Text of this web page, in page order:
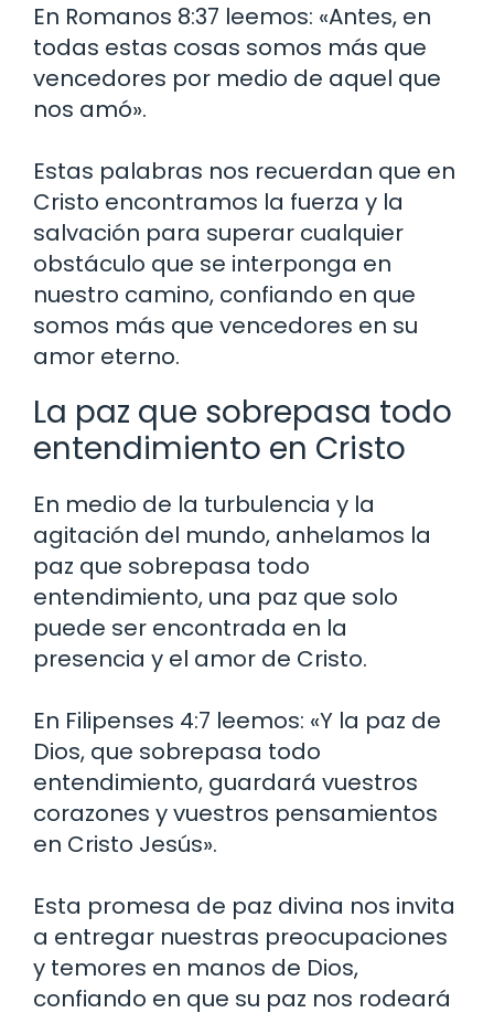
En Romanos 8:37 leemos: «Antes, en
todas estas cosas somos más que
vencedores por medio de aquel que
nos amó».
Estas palabras nos recuerdan que en
Cristo encontramos la fuerza y la
salvación para superar cualquier
obstáculo que se interponga en
nuestro camino, confiando en que
somos más que vencedores en su
amor eterno.
La paz que sobrepasa todo
entendimiento en Cristo
En medio de la turbulencia y la
agitación del mundo, anhelamos la
paz que sobrepasa todo
entendimiento, una paz que solo
puede ser encontrada en la
presencia y el amor de Cristo.
En Filipenses 4:7 leemos: «Y la paz de
Dios, que sobrepasa todo
entendimiento, guardará vuestros
corazones y vuestros pensamientos
en Cristo Jesús».
Esta promesa de paz divina nos invita
a entregar nuestras preocupaciones
y temores en manos de Dios,
confiando en que su paz nos rodeará